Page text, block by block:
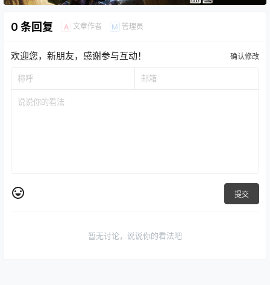
0 条回复 A 文章作者 M 管理员
欢迎您，新朋友，感谢参与互动！ 确认修改
提交
暂无讨论，说说你的看法吧